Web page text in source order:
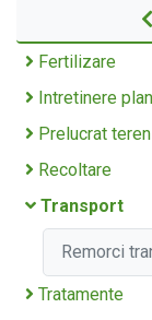
Fertilizare
Intretinere
Prelucrat teren
Recoltare
Transport
Remorci
Tratamente